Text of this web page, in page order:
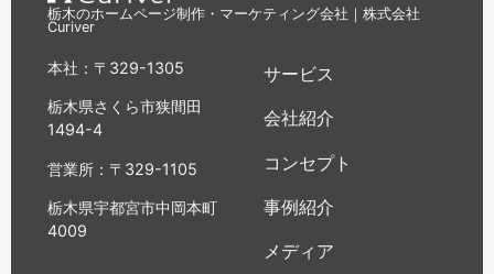
栃木のホームページ制作・マーケティング会社｜株式会社
Curiver
本社：〒329-1305
栃木県さくら市狭間田
1494-4
営業所：〒329-1105
栃木県宇都宮市中岡本町
4009
サービス
会社紹介
コンセプト
事例紹介
メディア